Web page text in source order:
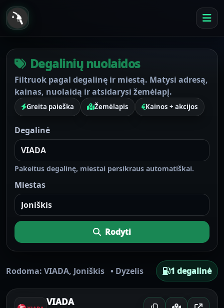
Degalinių nuolaidos
Filtruok pagal degalinę ir miestą. Matysi adresą,
kainas, nuolaidą ir atsidarysi žemėlapį.
Greita paieška Žemėlapis Kainos + akcijos
Degalinė
Pakeitus degalinę, miestai persikraus automatiškai.
Miestas
Rodyti
Rodoma: VIADA, Joniškis • Dyzelis 1 degalinė
VIADA